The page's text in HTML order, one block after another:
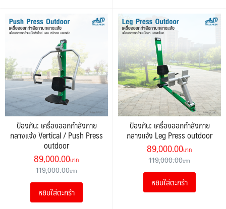
ป้องกัน: เครื่องออกกำลังกาย
กลางแจ้ง Vertical / Push Press
outdoor
119,000.00
Original
price
was:
119,000.00฿.
89,000.00
is:
หยิบใส่ตะกร้า
ป้องกัน: เครื่องออกกำลังกาย
กลางแจ้ง Leg Press outdoor
119,000.00
Original
price
was:
119,000.00฿.
89,000.00
is:
หยิบใส่ตะกร้า